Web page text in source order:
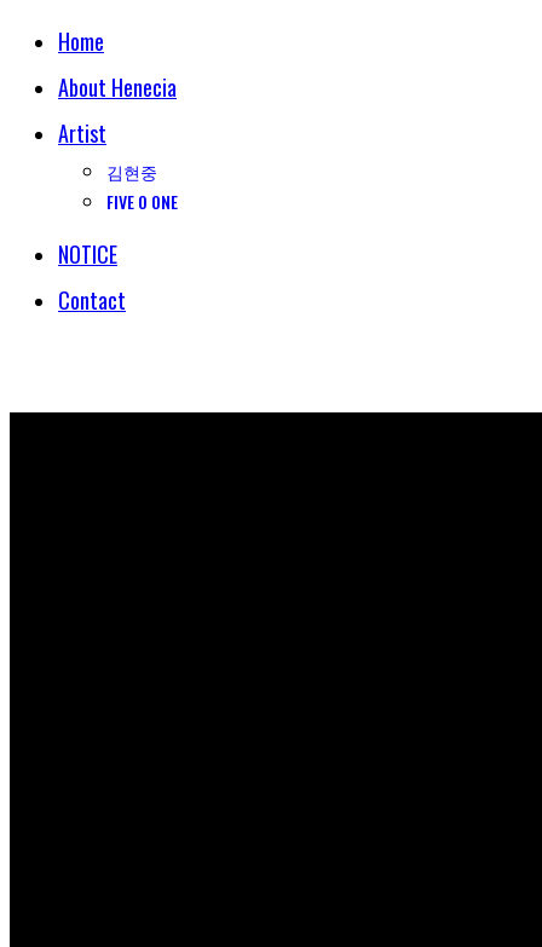
Home
About Henecia
Artist
김현중
FIVE O ONE
NOTICE
Contact